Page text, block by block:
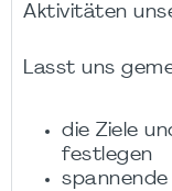
Aktivitäten
Lasst uns
die Ziele
festlegen
spannende